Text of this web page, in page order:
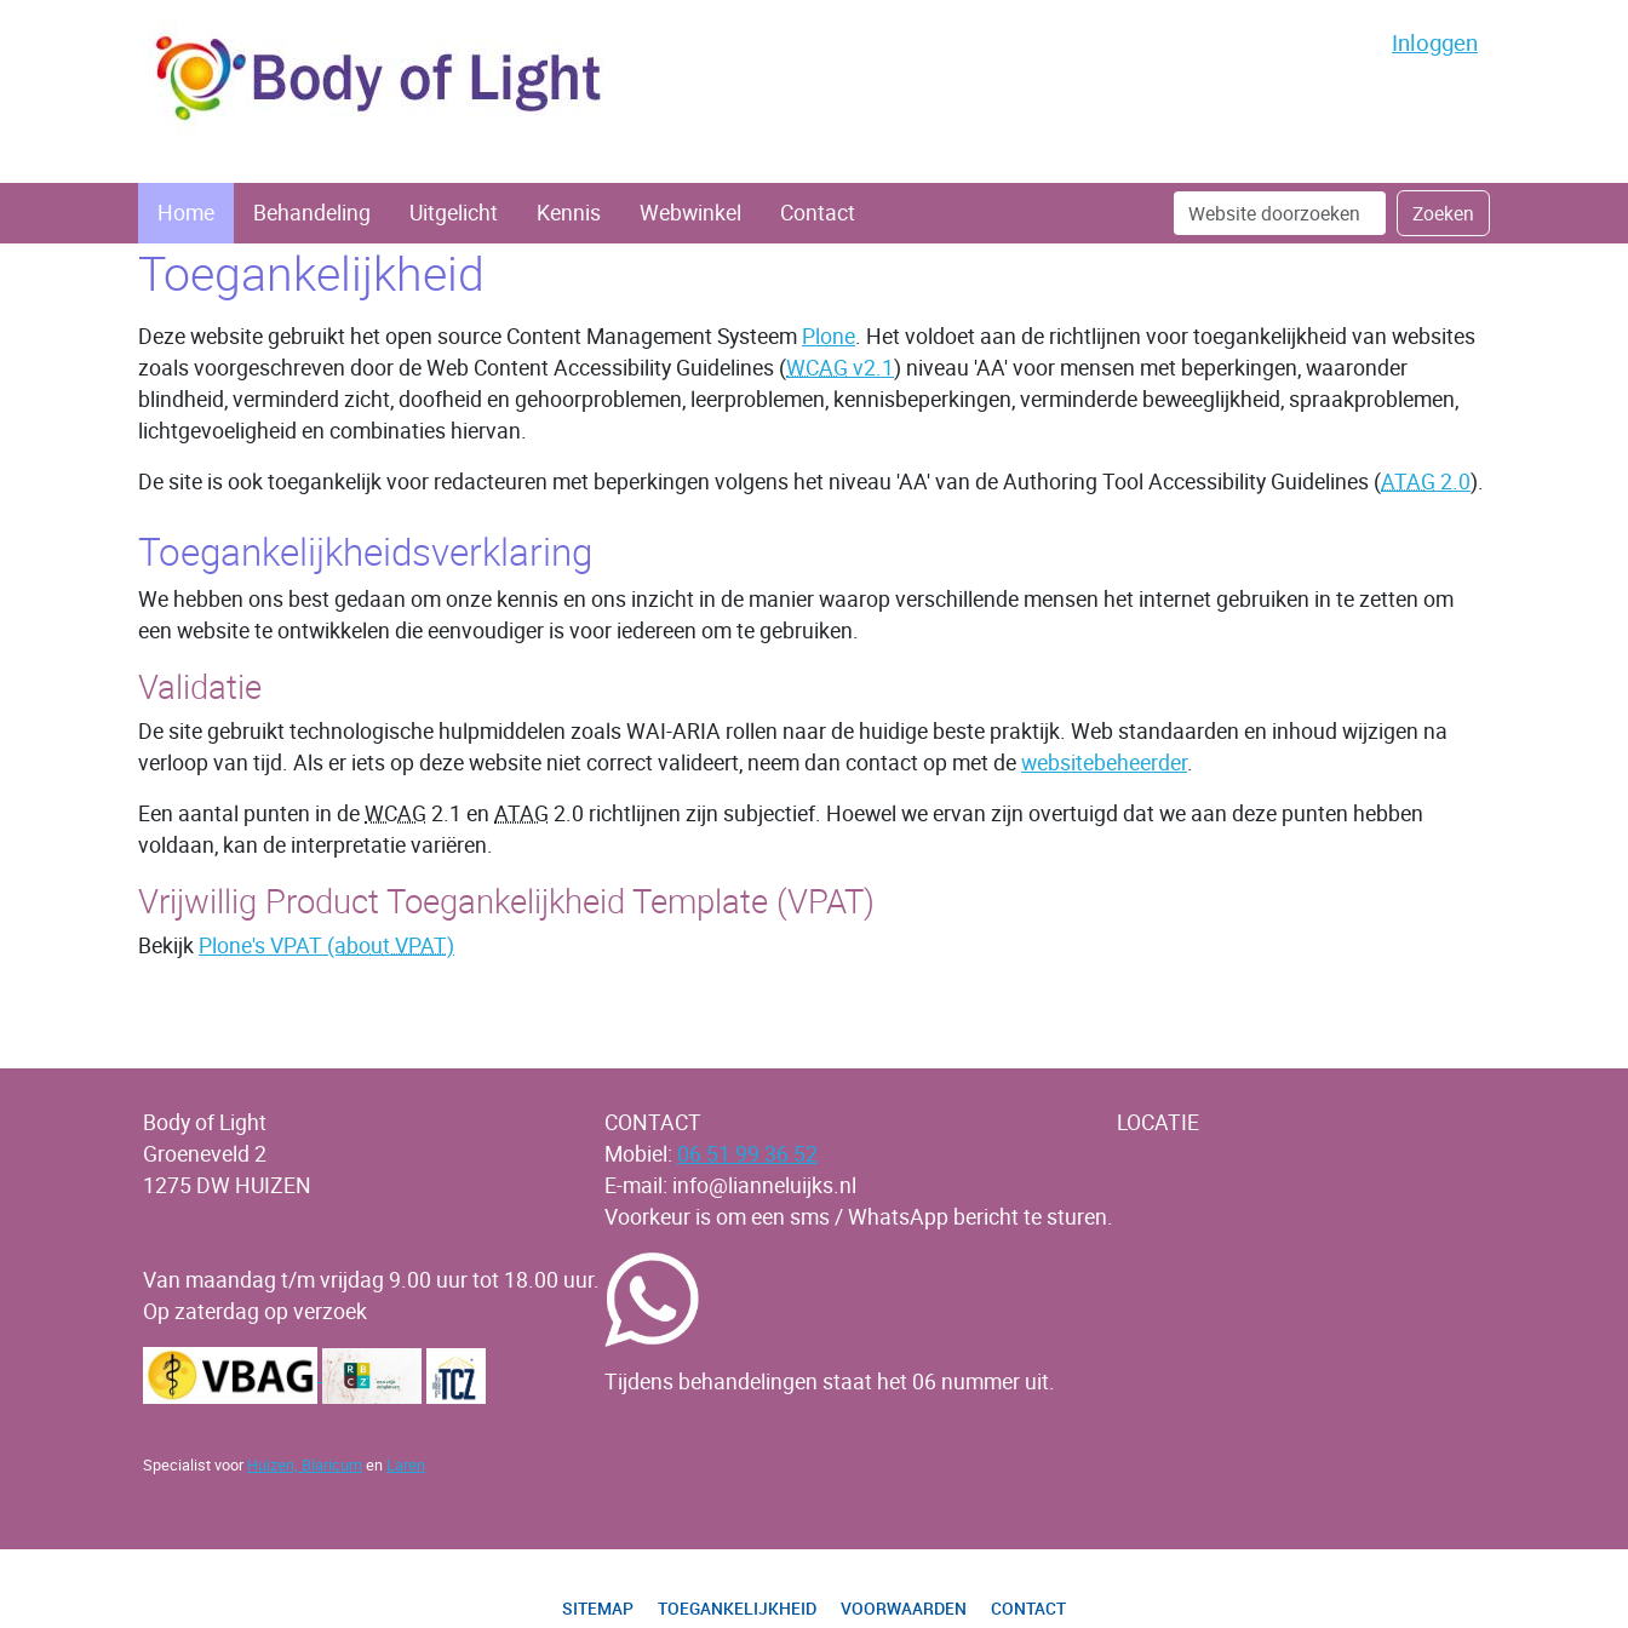
Inloggen
Home Behandeling Uitgelicht Kennis Webwinkel Contact Zoek Zoeken
Geavanceerd
zoeken...
Toegankelijkheid
Deze website gebruikt het open source Content Management Systeem Plone. Het voldoet aan de richtlijnen voor toegankelijkheid van websites
zoals voorgeschreven door de Web Content Accessibility Guidelines (WCAG v2.1) niveau 'AA' voor mensen met beperkingen, waaronder
blindheid, verminderd zicht, doofheid en gehoorproblemen, leerproblemen, kennisbeperkingen, verminderde beweeglijkheid, spraakproblemen,
lichtgevoeligheid en combinaties hiervan.
De site is ook toegankelijk voor redacteuren met beperkingen volgens het niveau 'AA' van de Authoring Tool Accessibility Guidelines (ATAG 2.0).
Toegankelijkheidsverklaring
We hebben ons best gedaan om onze kennis en ons inzicht in de manier waarop verschillende mensen het internet gebruiken in te zetten om
een website te ontwikkelen die eenvoudiger is voor iedereen om te gebruiken.
Validatie
De site gebruikt technologische hulpmiddelen zoals WAI-ARIA rollen naar de huidige beste praktijk. Web standaarden en inhoud wijzigen na
verloop van tijd. Als er iets op deze website niet correct valideert, neem dan contact op met dewebsitebeheerder.
Een aantal punten in deWCAG 2.1 en ATAG 2.0 richtlijnen zijn subjectief. Hoewel we ervan zijn overtuigd dat we aan deze punten hebben
voldaan, kan de interpretatie variëren.
Vrijwillig Product Toegankelijkheid Template (VPAT)
Bekijk Plone's VPAT (about VPAT)
Body of Light
Groeneveld 2
1275 DW HUIZEN
Van maandag t/m vrijdag 9.00 uur tot 18.00 uur.
Op zaterdag op verzoek
Specialist voor Huizen, Blaricumen Laren
CONTACT
Mobiel: 06 51 99 36 52
E-mail: info@lianneluijks.nl
Voorkeur is om een sms / WhatsApp bericht te sturen.
Tijdens behandelingen staat het 06 nummer uit.
LOCATIE
SITEMAP TOEGANKELIJKHEID VOORWAARDEN CONTACT